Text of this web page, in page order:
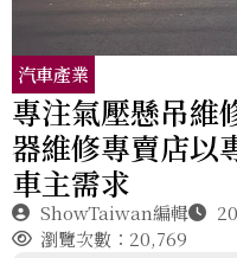
汽車產業
專注氣壓懸吊維
器維修專賣店以
車主需求
ShowTaiwan編輯
瀏覽次數：20,769